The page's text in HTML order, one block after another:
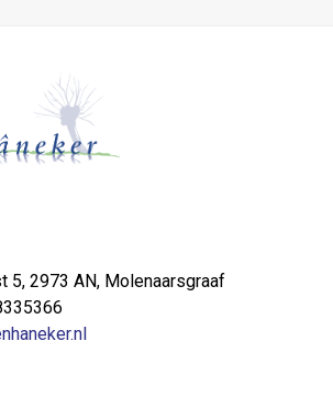
5, 2973 AN, Molenaarsgraaf